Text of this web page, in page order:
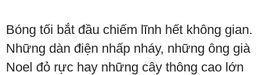
Bóng tối bắt đầu chiếm lĩnh hết không gian.
Những dàn điện nhấp nháy, những ông già
Noel đỏ rực hay những cây thông cao lớn